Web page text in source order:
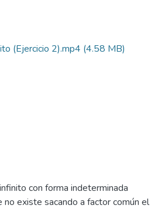
(Ejercicio 2).mp4 (4.58 MB)
con forma indeterminada
existe sacando a factor común el